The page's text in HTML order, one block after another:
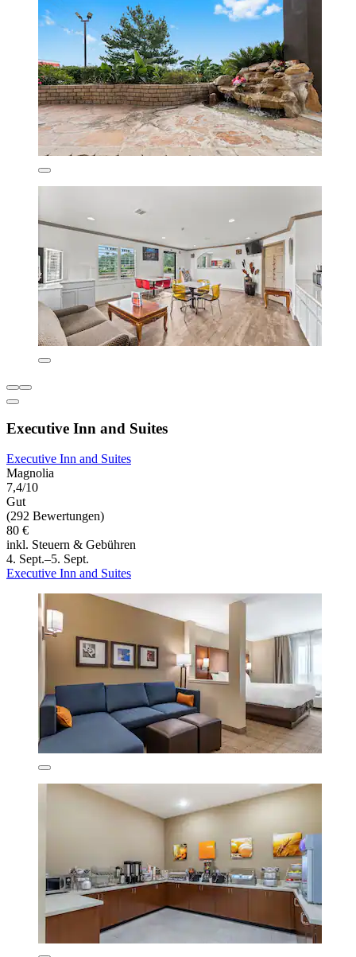
Executive Inn and Suites
Executive Inn and Suites
Magnolia
7,4/10
Gut
(292 Bewertungen)
80 €
inkl. Steuern & Gebühren
4. Sept.–5. Sept.
Executive Inn and Suites